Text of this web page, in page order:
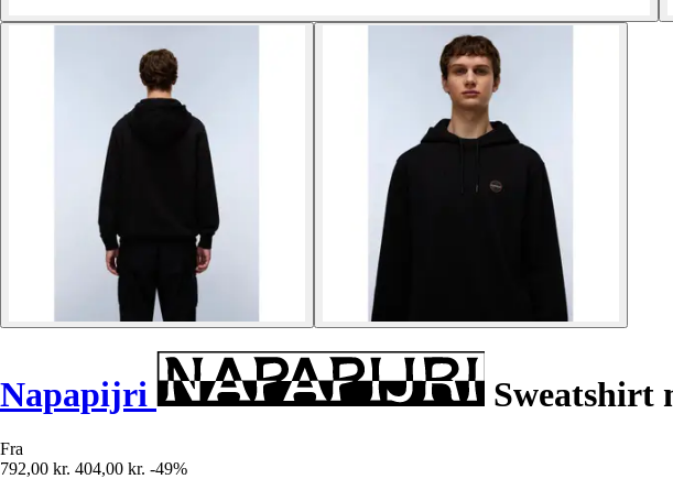
Napapijri Sweatshirt
Fra
792,00 kr. 404,00 kr. -49%